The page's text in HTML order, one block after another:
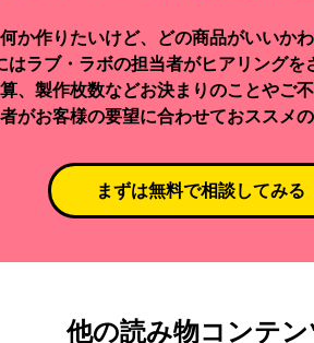
何か作りたいけど、どの商品がいいか
はラブ・ラボの担当者がヒアリングを
、製作枚数などお決まりのことやご
がお客様の要望に合わせておススメ
まずは無料で相談してみる
他の読み物コンテン